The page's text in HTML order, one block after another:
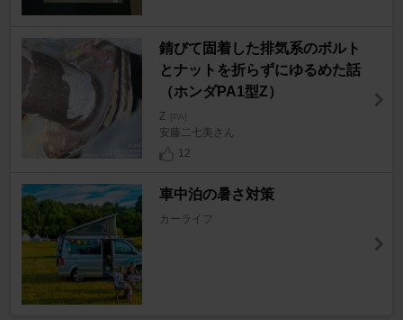
錆びて固着した排気系のボルト
とナットを折らずにゆるめた話
（ホンダPA1型Z）
Z [PA]
安藤二七美さん
12
車中泊の暑さ対策
カーライフ